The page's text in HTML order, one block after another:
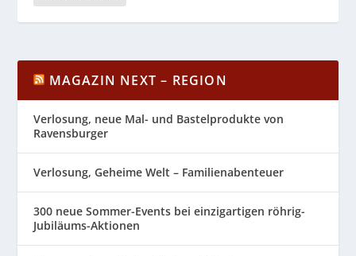
MAGAZIN NEXT – REGION
Verlosung, neue Mal- und Bastelprodukte von
Ravensburger
Verlosung, Geheime Welt – Familienabenteuer
300 neue Sommer-Events bei einzigartigen röhrig-
Jubiläums-Aktionen